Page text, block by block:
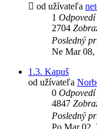
od užívateľa
1 Odpovedí
2704
Posledný
Ne Mar 08,
1.3. Kapuš
od užívateľa
0 Odpovedí
4847
Posledný
Po Mar 02,